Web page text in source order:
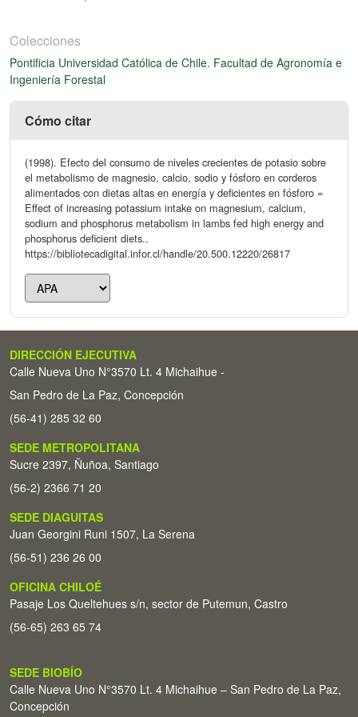
Colecciones
Pontificia Universidad Católica de Chile. Facultad de Agronomía e
Ingeniería Forestal
Cómo citar
(1998). Efecto del consumo de niveles crecientes de potasio sobre
el metabolismo de magnesio, calcio, sodio y fósforo en corderos
alimentados con dietas altas en energía y deficientes en fósforo =
Effect of increasing potassium intake on magnesium, calcium,
sodium and phosphorus metabolism in lambs fed high energy and
phosphorus deficient diets..
https://bibliotecadigital.infor.cl/handle/20.500.12220/26817
DIRECCIÓN EJECUTIVA
Calle Nueva Uno N°3570 Lt. 4 Michaihue -
San Pedro de La Paz, Concepción
(56-41) 285 32 60
SEDE METROPOLITANA
Sucre 2397, Ñuñoa, Santiago
(56-2) 2366 71 20
SEDE DIAGUITAS
Juan Georgini Runi 1507, La Serena
(56-51) 236 26 00
OFICINA CHILOÉ
Pasaje Los Queltehues s/n, sector de Putemun, Castro
(56-65) 263 65 74
SEDE BIOBÍO
Calle Nueva Uno N°3570 Lt. 4 Michaihue – San Pedro de La Paz,
Concepción